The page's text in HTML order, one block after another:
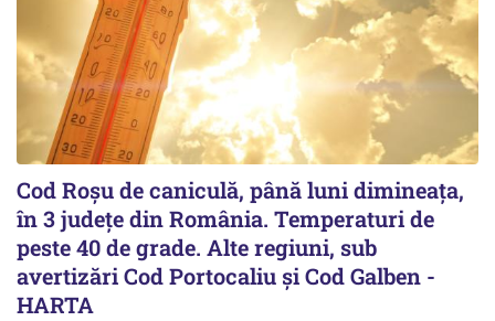
Cod Roşu de caniculă, până luni dimineaţa,
în 3 județe din România. Temperaturi de
peste 40 de grade. Alte regiuni, sub
avertizări Cod Portocaliu și Cod Galben -
HARTA